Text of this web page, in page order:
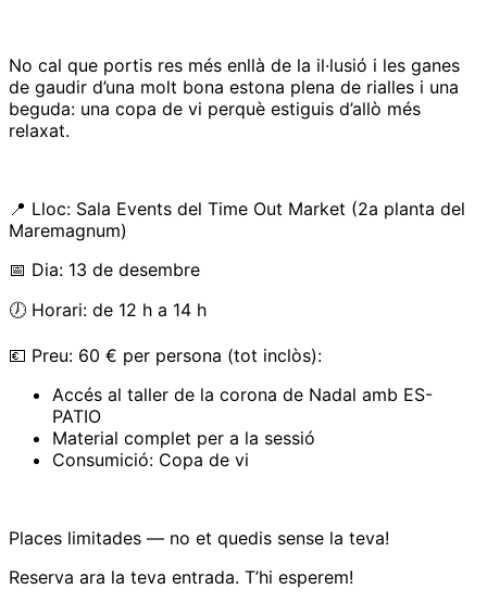
No cal que portis res més enllà de la il·lusió i les ganes
de gaudir d’una molt bona estona plena de rialles i una
beguda: una copa de vi perquè estiguis d’allò més
relaxat.
📍 Lloc: Sala Events del Time Out Market (2a planta del
Maremagnum)
📅 Dia: 13 de desembre
🕖 Horari: de 12 h a 14 h
💶 Preu: 60 € per persona (tot inclòs):
Accés al taller de la corona de Nadal amb ES-
PATIO
Material complet per a la sessió
Consumició: Copa de vi
Places limitades — no et quedis sense la teva!
Reserva ara la teva entrada. T’hi esperem!